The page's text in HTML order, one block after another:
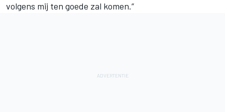
volgens mij ten goede zal komen.”